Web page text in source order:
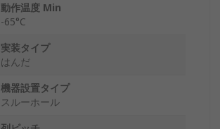
動作温度 Min
-65°C
実装タイプ
はんだ
機器設置タイプ
スルーホール